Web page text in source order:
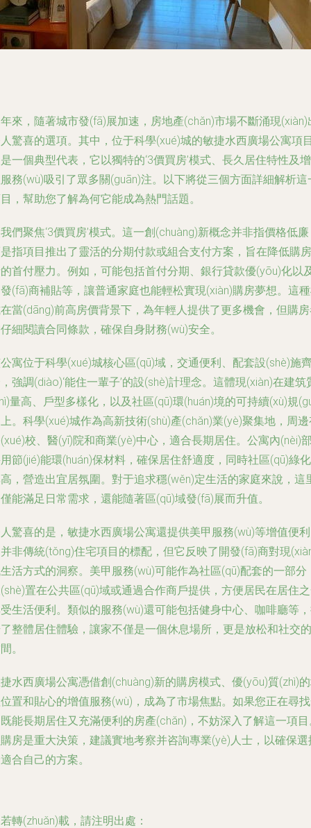
來，隨著城市發(fā)展加速，房地產(chǎn)市場不斷涌現(xiàn)
驚喜的選項。其中，位于科學(xué)城的敏捷水西廣場公寓項
一個典型代表，它以獨特的‘3價買房’模式、長久居住特性及增
務(wù)吸引了眾多關(guān)注。以下將從三個方面詳細解析這
，幫助您了解為何它能成為熱門話題。
們聚焦‘3價買房’模式。這一創(chuàng)新概念并非指價格低
指項目推出了靈活的分期付款或組合支付方案，旨在降低購房
首付壓力。例如，可能包括首付分期、銀行貸款優(yōu)化以
(fā)商補貼等，讓普通家庭也能輕松實現(xiàn)購房夢想。這
當(dāng)前高房價背景下，為年輕人提供了更多機會，但購
細閱讀合同條款，確保自身財務(wù)安全。
寓位于科學(xué)城核心區(qū)域，交通便利、配套設(shè)施
強調(diào)‘能住一輩子’的設(shè)計理念。這體現(xiàn)在建筑
量高、戶型多樣化，以及社區(qū)環(huán)境的可持續(xù)規
。科學(xué)城作為高新技術(shù)產(chǎn)業(yè)聚集地，周
校、醫(yī)院和商業(yè)中心，適合長期居住。公寓內(nèi)
節(jié)能環(huán)保材料，確保居住舒適度，同時社區(qū)綠化
，營造出宜居氛圍。對于追求穩(wěn)定生活的家庭來說，這
能滿足日常需求，還能隨著區(qū)域發(fā)展而升值。
驚喜的是，敏捷水西廣場公寓還提供美甲服務(wù)等增值便
非傳統(tǒng)住宅項目的標配，但它反映了開發(fā)商對現
活方式的洞察。美甲服務(wù)可能作為社區(qū)配套的一部分
置在公共區(qū)域或通過合作商戶提供，方便居民在居住
生活便利。類似的服務(wù)還可能包括健身中心、咖啡廳等
整體居住體驗，讓家不僅是一個休息場所，更是放松和社交的
。
水西廣場公寓憑借創(chuàng)新的購房模式、優(yōu)質(zhì)
置和貼心的增值服務(wù)，成為了市場焦點。如果您正在尋
能長期居住又充滿便利的房產(chǎn)，不妨深入了解這一項
房是重大決策，建議實地考察并咨詢專業(yè)人士，以確保選
合自己的方案。
轉(zhuǎn)載，請注明出處：